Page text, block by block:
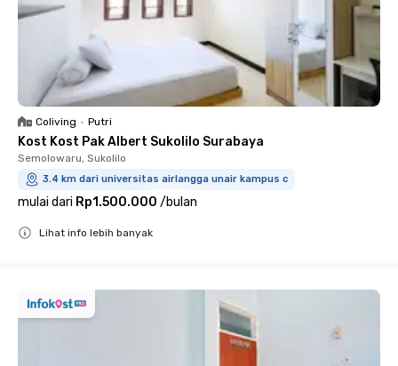
Coliving • Putri
Kost Kost Pak Albert Sukolilo Surabaya
Semolowaru, Sukolilo
3.4 km dari universitas airlangga unair kampus c
mulai dari Rp1.500.000 /bulan
Lihat info lebih banyak